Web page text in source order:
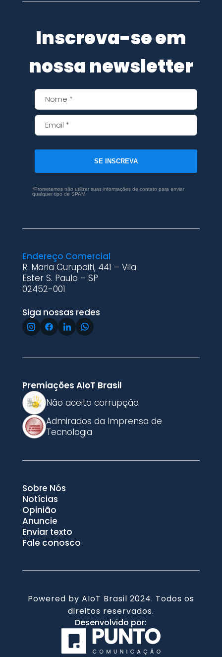
Inscreva-se em
nossa newsletter
SE INSCREVA
*Prometemos não utilizar suas informações de contato para enviar
qualquer tipo de SPAM.
Endereço Comercial
R. Maria Curupaiti, 441 – Vila
Ester S. Paulo – SP
02452-001
Siga nossas redes
Premiações AIoT Brasil
Não aceito corrupção
Admirados da Imprensa de
Tecnologia
Sobre Nós
Notícias
Opinião
Anuncie
Enviar texto
Fale conosco
Powered by AIoT Brasil 2024. Todos os
direitos reservados.
Desenvolvido por: